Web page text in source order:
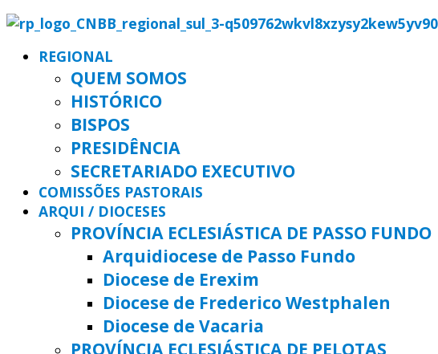
REGIONAL
QUEM SOMOS
HISTÓRICO
BISPOS
PRESIDÊNCIA
SECRETARIADO EXECUTIVO
COMISSÕES PASTORAIS
ARQUI / DIOCESES
PROVÍNCIA ECLESIÁSTICA DE PASSO FUNDO
Arquidiocese de Passo Fundo
Diocese de Erexim
Diocese de Frederico Westphalen
Diocese de Vacaria
PROVÍNCIA ECLESIÁSTICA DE PELOTAS